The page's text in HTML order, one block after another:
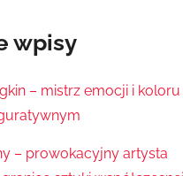
wpisy
– mistrz emocji i
– prowokacyjny artysta